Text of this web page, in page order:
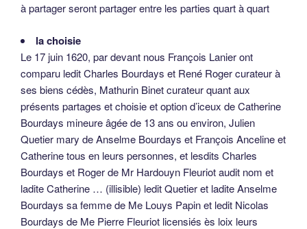
à partager seront partager entre les parties quart à quart
la choisie
Le 17 juin 1620, par devant nous François Lanier ont
comparu ledit Charles Bourdays et René Roger curateur à
ses biens cédès, Mathurin Binet curateur quant aux
présents partages et choisie et option d’iceux de Catherine
Bourdays mineure âgée de 13 ans ou environ, Julien
Quetier mary de Anselme Bourdays et François Anceline et
Catherine tous en leurs personnes, et lesdits Charles
Bourdays et Roger de Mr Hardouyn Fleuriot audit nom et
ladite Catherine … (illisible) ledit Quetier et ladite Anselme
Bourdays sa femme de Me Louys Papin et ledit Nicolas
Bourdays de Me Pierre Fleuriot licensiés ès loix leurs